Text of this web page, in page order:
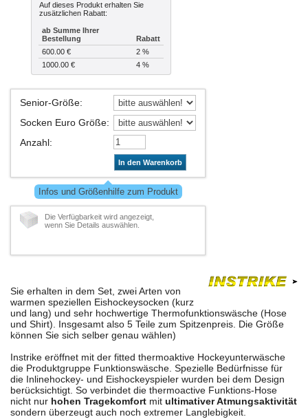
Auf dieses Produkt erhalten Sie
zusätzlichen Rabatt:
ab Summe Ihrer
Bestellung
Rabatt
600.00 €
2 %
1000.00 €
4 %
Senior-Größe:
Socken Euro Größe:
Anzahl:
In den Warenkorb
Infos und Größenhilfe zum Produkt
Die Verfügbarkeit wird angezeigt,
wenn Sie Details auswählen.
Sie erhalten in dem Set, zwei Arten von
warmen speziellen Eishockeysocken (kurz
und lang) und sehr hochwertige Thermofunktionswäsche (Hose
und Shirt). Insgesamt also 5 Teile zum Spitzenpreis. Die Größe
können Sie sich selber genau wählen)
Instrike eröffnet mit der fitted thermoaktive Hockeyunterwäsche
die Produktgruppe Funktionswäsche. Spezielle Bedürfnisse für
die Inlinehockey- und Eishockeyspieler wurden bei dem Design
berücksichtigt. So verbindet die thermoactive Funktions-Hose
nicht nur hohen Tragekomfort mit ultimativer Atmungsaktivität
sondern überzeugt auch noch extremer Langlebigkeit.